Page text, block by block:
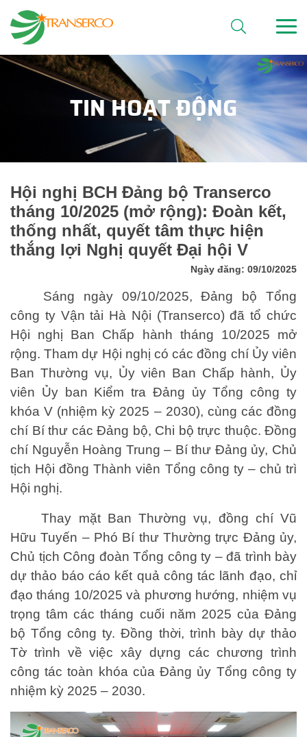
TIN HOẠT ĐỘNG
Hội nghị BCH Đảng bộ Transerco
tháng 10/2025 (mở rộng): Đoàn kết,
thống nhất, quyết tâm thực hiện
thắng lợi Nghị quyết Đại hội V
Ngày đăng: 09/10/2025
Sáng ngày 09/10/2025, Đảng bộ Tổng
công ty Vận tải Hà Nội (Transerco) đã tổ chức
Hội nghị Ban Chấp hành tháng 10/2025 mở
rộng. Tham dự Hội nghị có các đồng chí Ủy viên
Ban Thường vụ, Ủy viên Ban Chấp hành, Ủy
viên Ủy ban Kiểm tra Đảng ủy Tổng công ty
khóa V (nhiệm kỳ 2025 – 2030), cùng các đồng
chí Bí thư các Đảng bộ, Chi bộ trực thuộc. Đồng
chí Nguyễn Hoàng Trung – Bí thư Đảng ủy, Chủ
tịch Hội đồng Thành viên Tổng công ty – chủ trì
Hội nghị.
Thay mặt Ban Thường vụ, đồng chí Vũ
Hữu Tuyến – Phó Bí thư Thường trực Đảng ủy,
Chủ tịch Công đoàn Tổng công ty – đã trình bày
dự thảo báo cáo kết quả công tác lãnh đạo, chỉ
đạo tháng 10/2025 và phương hướng, nhiệm vụ
trọng tâm các tháng cuối năm 2025 của Đảng
bộ Tổng công ty. Đồng thời, trình bày dự thảo
Tờ trình về việc xây dựng các chương trình
công tác toàn khóa của Đảng ủy Tổng công ty
nhiệm kỳ 2025 – 2030.